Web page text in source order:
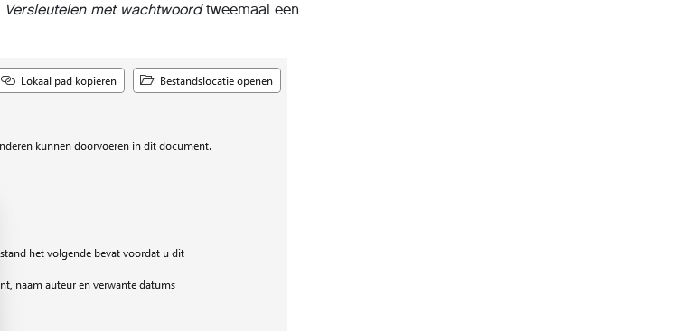
Versleutelen met wachtwoordtweemaal een